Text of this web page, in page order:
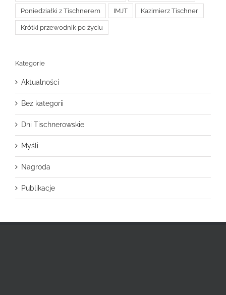
Poniedziałki z Tischnerem IMJT Kazimierz Tischner
Krótki przewodnik po życiu
Kategorie
Aktualności
Bez kategorii
Dni Tischnerowskie
Myśli
Nagroda
Publikacje